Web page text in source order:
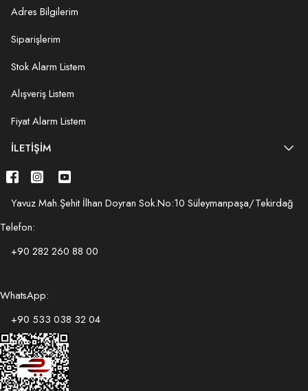
Adres Bilgilerim
Siparişlerim
Stok Alarm Listem
Alışveriş Listem
Fiyat Alarm Listem
İLETIŞIM
Yavuz Mah.Şehit İlhan Doyran Sok.No:10 Süleymanpaşa/Tekirdağ
Telefon:
+90 282 260 88 00
WhatsApp:
+90 533 038 32 04